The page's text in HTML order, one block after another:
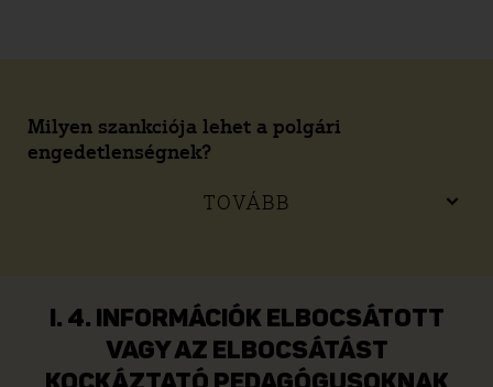
Milyen szankciója lehet a polgári
engedetlenségnek?
TOVÁBB
I. 4. INFORMÁCIÓK ELBOCSÁTOTT
VAGY AZ ELBOCSÁTÁST